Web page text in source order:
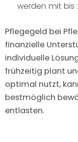
werden mit bis
Pflegegeld bei
finanzielle
individuelle
frühzeitig plant
optimal nutzt,
bestmöglich
entlasten.